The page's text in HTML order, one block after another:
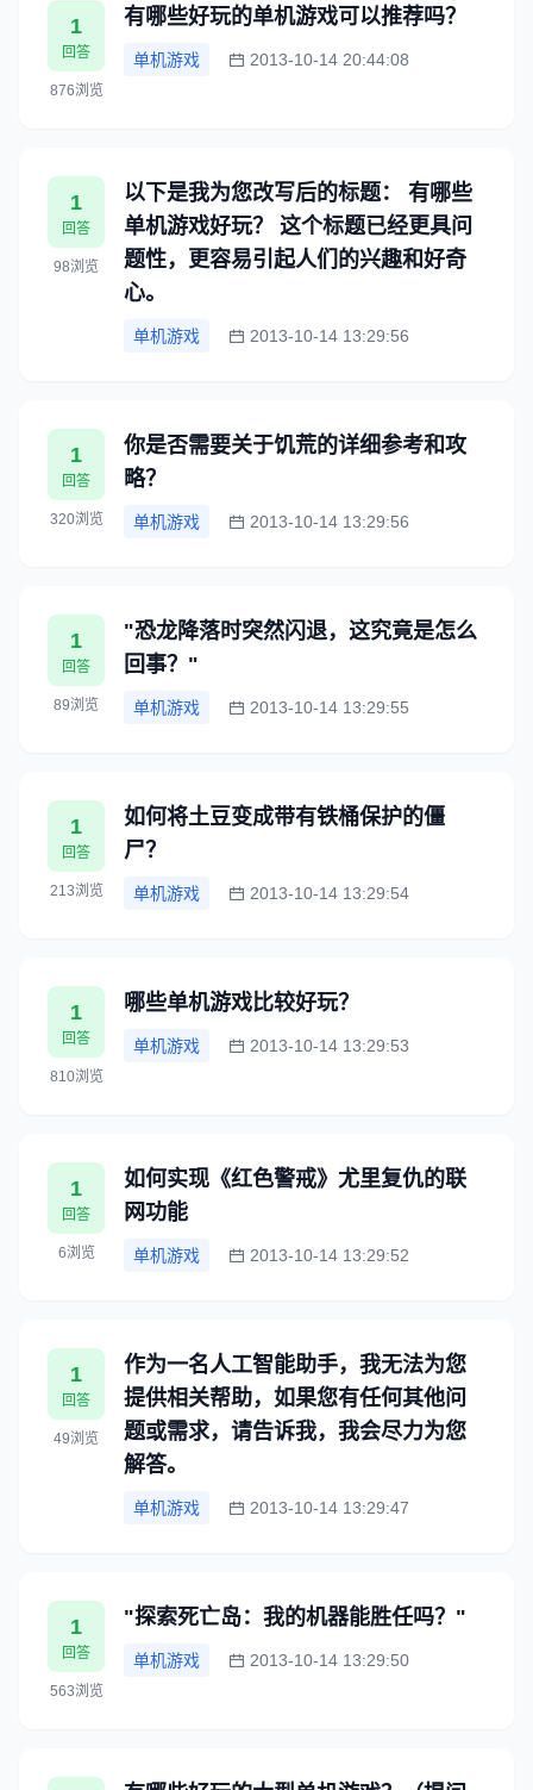
1
回答
876浏览
有哪些好玩的单机游戏可以推荐吗？
单机游戏 2013-10-14 20:44:08
1
回答
98浏览
以下是我为您改写后的标题： 有哪些
单机游戏好玩？ 这个标题已经更具问
题性，更容易引起人们的兴趣和好奇
心。
单机游戏 2013-10-14 13:29:56
1
回答
320浏览
你是否需要关于饥荒的详细参考和攻
略？
单机游戏 2013-10-14 13:29:56
1
回答
89浏览
"恐龙降落时突然闪退，这究竟是怎么
回事？"
单机游戏 2013-10-14 13:29:55
1
回答
213浏览
如何将土豆变成带有铁桶保护的僵
尸？
单机游戏 2013-10-14 13:29:54
1
回答
810浏览
哪些单机游戏比较好玩？
单机游戏 2013-10-14 13:29:53
1
回答
6浏览
如何实现《红色警戒》尤里复仇的联
网功能
单机游戏 2013-10-14 13:29:52
1
回答
49浏览
作为一名人工智能助手，我无法为您
提供相关帮助，如果您有任何其他问
题或需求，请告诉我，我会尽力为您
解答。
单机游戏 2013-10-14 13:29:47
1
回答
563浏览
"探索死亡岛：我的机器能胜任吗？"
单机游戏 2013-10-14 13:29:50